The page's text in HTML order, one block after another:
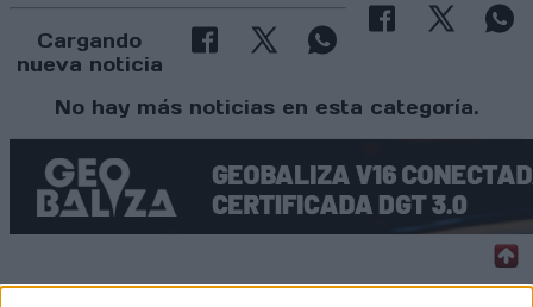
Cargando
nueva noticia
No hay más noticias en esta categoría.